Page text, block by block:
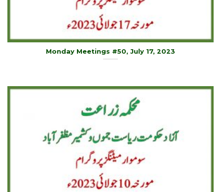
Monday Meetings #50, July 17, 2023